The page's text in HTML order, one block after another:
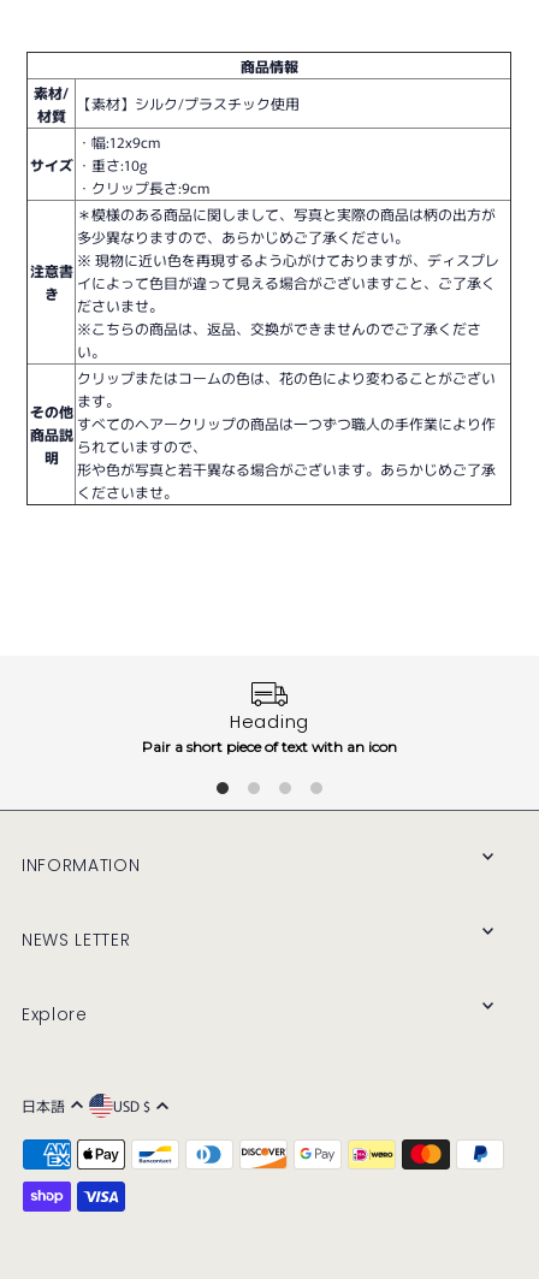
商品情報
素材/
材質
【素材】シルク/プラスチック使用
サイズ
・幅:12x9cm
・重さ:10g
・クリップ長さ:9cm
注意書
き
＊模様のある商品に関しまして、写真と実際の商品は柄の出方が
多少異なりますので、あらかじめご了承ください。
※ 現物に近い色を再現するよう心がけておりますが、ディスプレ
イによって色目が違って見える場合がございますこと、ご了承く
ださいませ。
※こちらの商品は、返品、交換ができませんのでご了承くださ
い。
その他
商品説
明
クリップまたはコームの色は、花の色により変わることがござい
ます。
すべてのヘアークリップの商品は一つずつ職人の手作業により作
られていますので、
形や色が写真と若干異なる場合がございます。あらかじめご了承
くださいませ。
Heading
Pair a short piece of text with an icon
INFORMATION
NEWS LETTER
Explore
日本語 USD $